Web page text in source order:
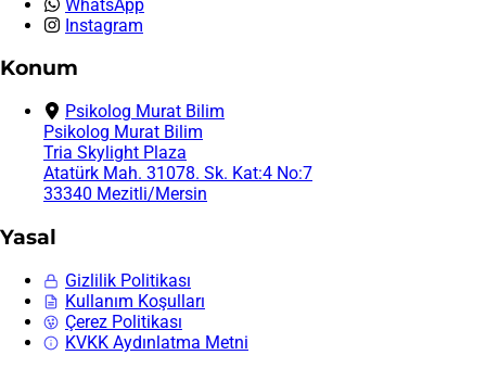
WhatsApp
Instagram
Konum
Psikolog Murat Bilim
Psikolog Murat Bilim
Tria Skylight Plaza
Atatürk Mah. 31078. Sk. Kat:4 No:7
33340 Mezitli/Mersin
Yasal
Gizlilik Politikası
Kullanım Koşulları
Çerez Politikası
KVKK Aydınlatma Metni